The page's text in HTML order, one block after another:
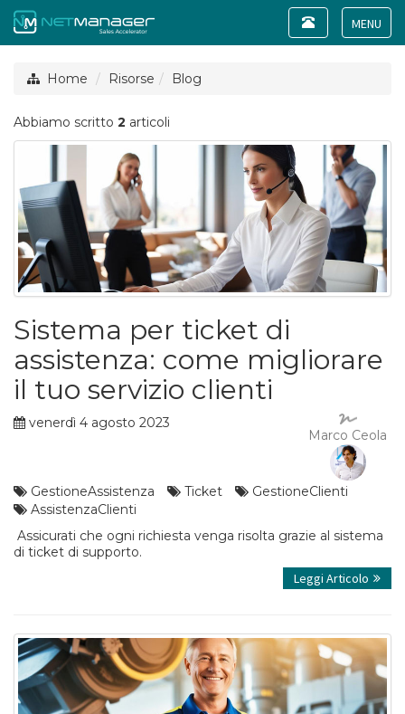
Toggle
Toggle
navigation
Home Risorse Blog
Abbiamo scritto 2 articoli
Sistema per ticket di
assistenza: come migliorare
il tuo servizio clienti
venerdì 4 agosto 2023
Marco Ceola
GestioneAssistenza Ticket
GestioneClienti
AssistenzaClienti
Assicurati che ogni richiesta venga risolta grazie al sistema
di ticket di supporto.
Leggi Articolo